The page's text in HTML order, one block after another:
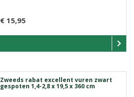
€ 15,95
Zweeds rabat excellent vuren zwart
gespoten 1,4-2,8 x 19,5 x 360 cm